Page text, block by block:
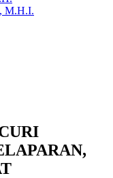
M.H.I.